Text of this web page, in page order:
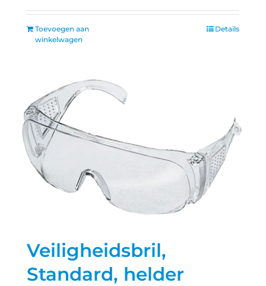
Toevoegen aan
winkelwagen
Details
Veiligheidsbril,
Standard, helder